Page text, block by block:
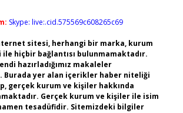
Skype: live:.cid.575569c608265c69
sitesi, herhangi bir marka, kurum
ile hiçbir bağlantısı bulunmamaktadır.
hazırladığımız makaleler
Burada yer alan içerikler haber niteliği
gerçek kurum ve kişiler hakkında
Gerçek kurum ve kişiler ile isim
tesadüfidir. Sitemizdeki bilgiler